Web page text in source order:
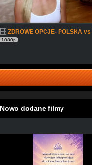
ZDROWE OPCJE- POLSKA vs
1080p
Nowo dodane filmy